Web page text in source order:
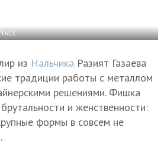
из Нальчика Разият Газаева
традиции работы с металлом
решениями. Фишка
и женственности:
формы в совсем не